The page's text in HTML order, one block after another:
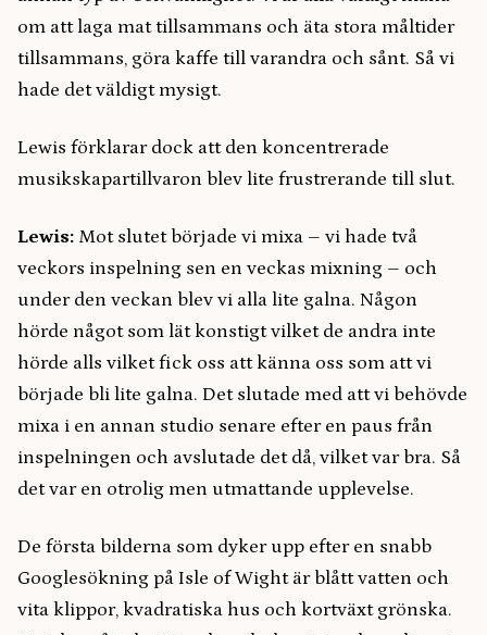
om att laga mat tillsammans och äta stora måltider
tillsammans, göra kaffe till varandra och sånt. Så vi
hade det väldigt mysigt.
Lewis förklarar dock att den koncentrerade
musikskapartillvaron blev lite frustrerande till slut.
Lewis: Mot slutet började vi mixa – vi hade två
veckors inspelning sen en veckas mixning – och
under den veckan blev vi alla lite galna. Någon
hörde något som lät konstigt vilket de andra inte
hörde alls vilket fick oss att känna oss som att vi
började bli lite galna. Det slutade med att vi behövde
mixa i en annan studio senare efter en paus från
inspelningen och avslutade det då, vilket var bra. Så
det var en otrolig men utmattande upplevelse.
De första bilderna som dyker upp efter en snabb
Googlesökning på Isle of Wight är blått vatten och
vita klippor, kvadratiska hus och kortväxt grönska.